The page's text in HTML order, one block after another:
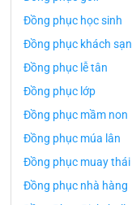
Đồng phục học sinh
Đồng phục khách sạn
Đồng phục lễ tân
Đồng phục lớp
Đồng phục mầm non
Đồng phục múa lân
Đồng phục muay thái
Đồng phục nhà hàng